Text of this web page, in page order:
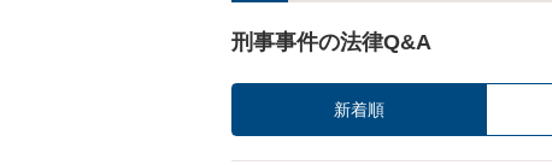
刑事事件の法律Q&A
新着順